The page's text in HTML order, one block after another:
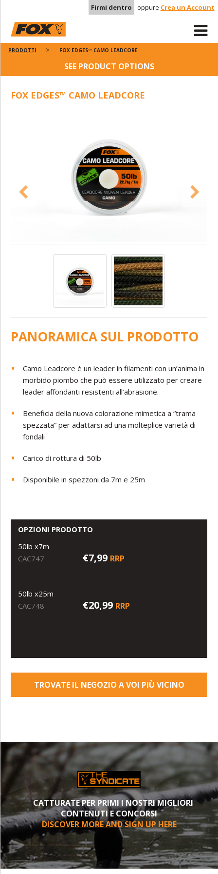
Firmi dentro oppure Crea un Account
PRODOTTI FOX EDGES™ CAMO LEADCORE
SEE PRODUCT OPTIONS
FOX EDGES™ CAMO LEADCORE
PANORAMICA SUL PRODOTTO
Camo Leadcore è un leader in filamenti con un’anima in
morbido piombo che può essere utilizzato per creare
leader affondanti resistenti all’abrasione.
Beneficia della nuova colorazione mimetica a “trama
spezzata” per adattarsi ad una molteplice varietà di
fondali
Carico di rottura di 50lb
Disponibile in spezzoni da 7m e 25m
OPZIONI PRODOTTO
50lb x7m
CAC747
€7,99 RRP
50lb x25m
CAC748
€20,99 RRP
TROVATE IL NEGOZIO A VOI PIÙ VICINO
CATTURATE PER PRIMI I NOSTRI MIGLIORI
CONTENUTI E CONCORSI
DISCOVER MORE AND SIGN UP HERE